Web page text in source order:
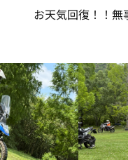
お天気回復！！無